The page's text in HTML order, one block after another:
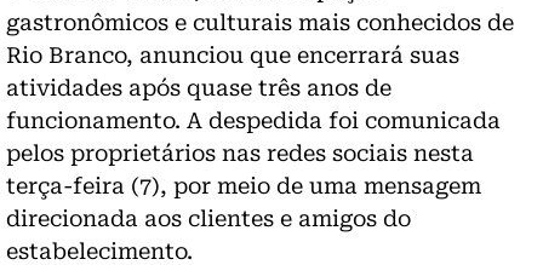
gastronômicos e culturais mais conhecidos de
Rio Branco, anunciou que encerrará suas
atividades após quase três anos de
funcionamento. A despedida foi comunicada
pelos proprietários nas redes sociais nesta
terça-feira (7), por meio de uma mensagem
direcionada aos clientes e amigos do
estabelecimento.